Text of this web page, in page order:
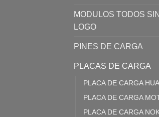
MODULOS TODOS SIN
LOGO
PINES DE CARGA
PLACAS DE CARGA
PLACA DE CARGA
PLACA DE CARGA
PLACA DE CARGA